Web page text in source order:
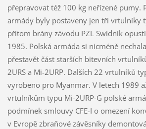
přepravovat též 100 kg neřízené pumy.
armády byly postaveny jen tři vrtulníky
přitom brány závodu PZL Swidnik
1985. Polská armáda si nicméně
přestavět část starších bitevních
2URS a Mi-2URP. Dalších 22 vrtulníků
vyrobeno pro Myanmar. V letech 1989
vrtulníkům typu Mi-2URP-G polské
podmínek smlouvy CFE-I o omezení
v Evropě zbraňové závěsníky